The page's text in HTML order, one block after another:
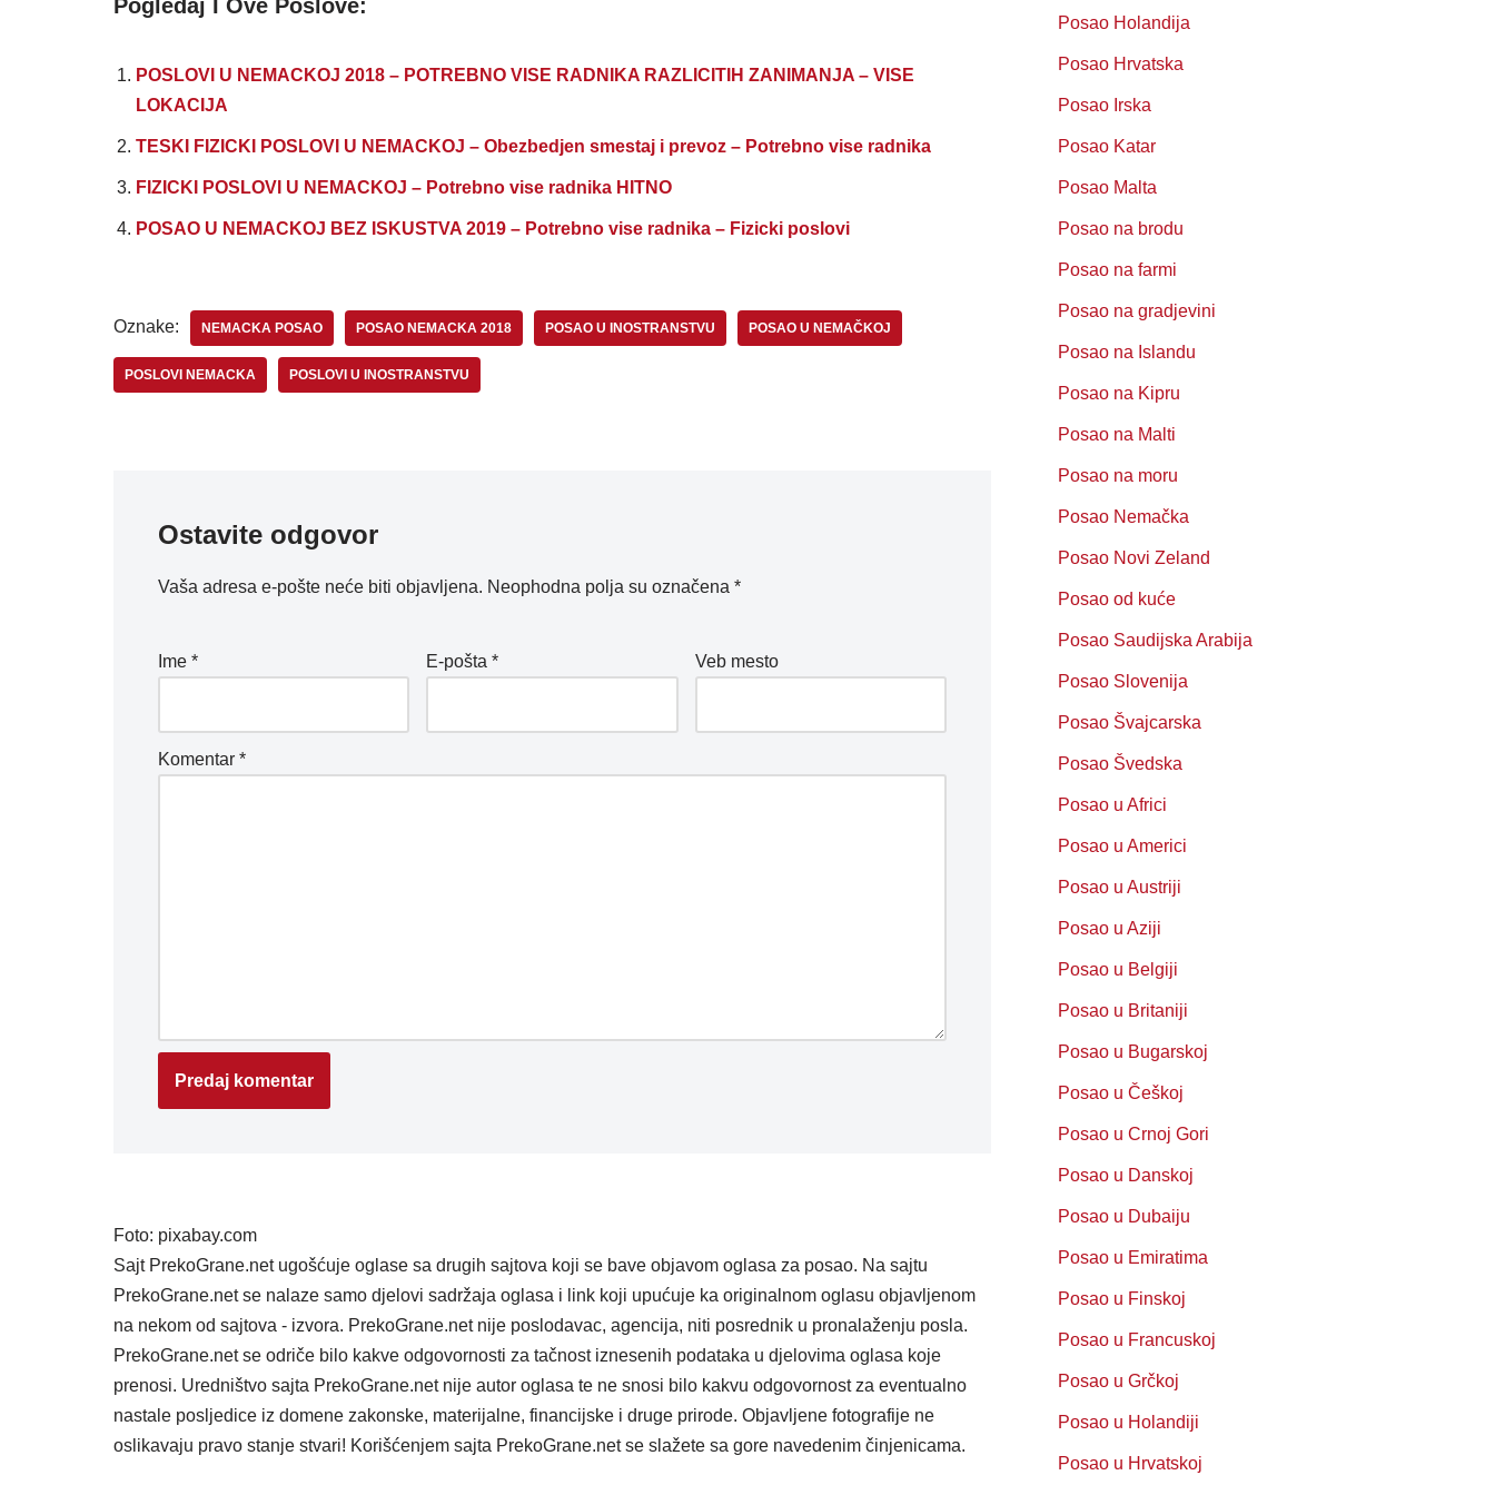
Pogledaj I Ove Poslove:
POSLOVI U NEMACKOJ 2018 – POTREBNO VISE RADNIKA RAZLICITIH ZANIMANJA – VISE
LOKACIJA
TESKI FIZICKI POSLOVI U NEMACKOJ – Obezbedjen smestaj i prevoz – Potrebno vise radnika
FIZICKI POSLOVI U NEMACKOJ – Potrebno vise radnika HITNO
POSAO U NEMACKOJ BEZ ISKUSTVA 2019 – Potrebno vise radnika – Fizicki poslovi
Oznake: NEMACKA POSAO POSAO NEMACKA 2018 POSAO U INOSTRANSTVU POSAO U NEMAČKOJ
POSLOVI NEMACKA POSLOVI U INOSTRANSTVU
Ostavite odgovor
Vaša adresa e-pošte neće biti objavljena. Neophodna polja su označena *
Ime * E-pošta* Veb mesto
Komentar *
Foto: pixabay.com
Sajt PrekoGrane.net ugošćuje oglase sa drugih sajtova koji se bave objavom oglasa za posao. Na sajtu
PrekoGrane.net se nalaze samo djelovi sadržaja oglasa i link koji upućuje ka originalnom oglasu objavljenom
na nekom od sajtova - izvora. PrekoGrane.net nije poslodavac, agencija, niti posrednik u pronalaženju posla.
PrekoGrane.net se odriče bilo kakve odgovornosti za tačnost iznesenih podataka u djelovima oglasa koje
prenosi. Uredništvo sajta PrekoGrane.net nije autor oglasa te ne snosi bilo kakvu odgovornost za eventualno
nastale posljedice iz domene zakonske, materijalne, financijske i druge prirode. Objavljene fotografije ne
oslikavaju pravo stanje stvari! Korišćenjem sajta PrekoGrane.net se slažete sa gore navedenim činjenicama.
Posao Holandija
Posao Hrvatska
Posao Irska
Posao Katar
Posao Malta
Posao na brodu
Posao na farmi
Posao na gradjevini
Posao na Islandu
Posao na Kipru
Posao na Malti
Posao na moru
Posao Nemačka
Posao Novi Zeland
Posao od kuće
Posao Saudijska Arabija
Posao Slovenija
Posao Švajcarska
Posao Švedska
Posao u Africi
Posao u Americi
Posao u Austriji
Posao u Aziji
Posao u Belgiji
Posao u Britaniji
Posao u Bugarskoj
Posao u Češkoj
Posao u Crnoj Gori
Posao u Danskoj
Posao u Dubaiju
Posao u Emiratima
Posao u Finskoj
Posao u Francuskoj
Posao u Grčkoj
Posao u Holandiji
Posao u Hrvatskoj